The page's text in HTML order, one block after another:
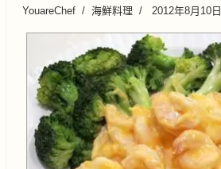
YouareChef 海鮮料理 2012年8月10日